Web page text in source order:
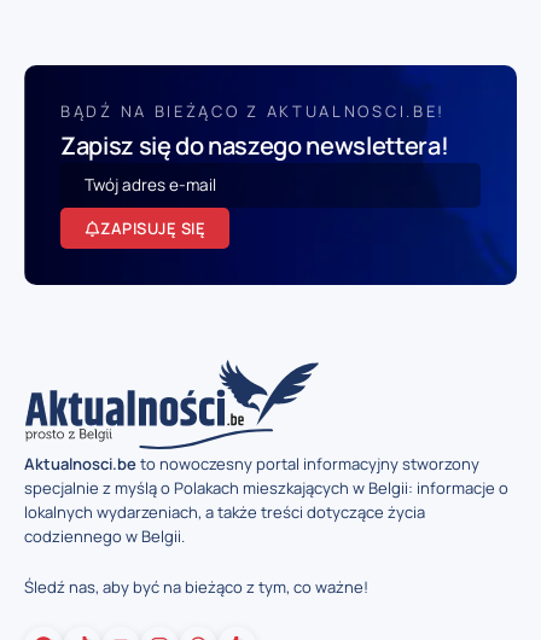
BĄDŹ NA BIEŻĄCO Z AKTUALNOSCI.BE!
Zapisz się do naszego newslettera!
ZAPISUJĘ SIĘ
Aktualnosci.beto nowoczesny portal informacyjny stworzony
specjalnie z myślą o Polakach mieszkających w Belgii: informacje o
lokalnych wydarzeniach, a także treści dotyczące życia
codziennego w Belgii.
Śledź nas, aby być na bieżąco z tym, co ważne!